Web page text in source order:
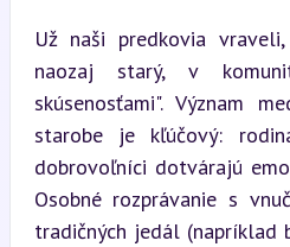
Už naši predkovia
naozaj starý, v
skúsenosťami". Význam
starobe je kľúčový:
dobrovoľníci dotvárajú
Osobné rozprávanie s
tradičných jedál (napríklad